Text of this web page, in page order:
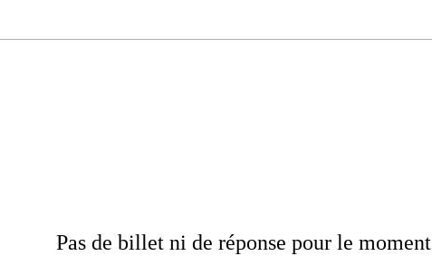
Pas de billet ni de réponse pour le moment